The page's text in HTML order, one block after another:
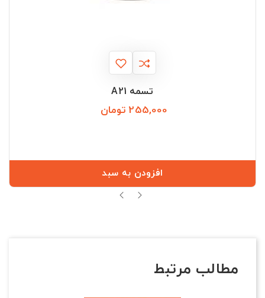
تسمه A21
255,000 تومان
افزودن به سبد
مطالب مرتبط